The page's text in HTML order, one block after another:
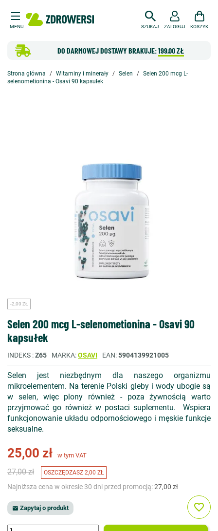
MENU SZUKAJ
DO DARMOWEJ DOSTAWY BRAKUJE:199,00 ZŁ
ZALOGUJ KOSZYK
Strona główna Witaminy i minerały Selen
Selen 200 mcg L-
selenometionina - Osavi 90 kapsułek
-2,00 ZŁ
Selen 200 mcg L-selenometionina - Osavi 90
kapsułek
INDEKS Z65 MARKA OSAVI EAN 5904139921005
Selen jest niezbędnym dla naszego organizmu
mikroelementem. Na terenie Polski gleby i wody ubogie są
w selen, więc plony również - poza żywnością warto
przyjmować go również w postaci suplementu. Wspiera
funkcjonowanie układu odpornościowego i męskie funkcje
seksualne.
25,00 zł w tym VAT
27,00 zł OSZCZĘDZASZ 2,00 ZŁ
Najniższa cena w okresie 30 dni przed promocją:27,00 zł
 Zapytaj o produkt favorite_border